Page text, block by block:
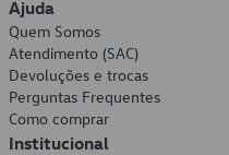
Ajuda
Quem Somos
Atendimento (SAC)
Devoluções e trocas
Perguntas Frequentes
Como comprar
Institucional